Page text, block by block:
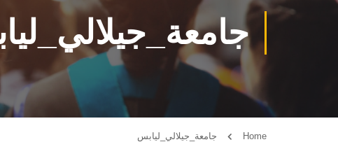
Home جامعة_جيلالي_ليابس